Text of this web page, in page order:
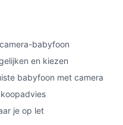
babyfoon
en kiezen
babyfoon met camera
je op let